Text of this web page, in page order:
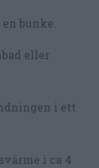
bunke.
eller
i ett
i ca 4